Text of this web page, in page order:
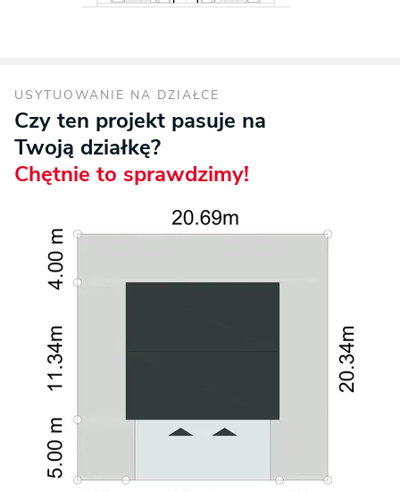
USYTUOWANIE NA DZIAŁCE
Czy ten projekt pasuje na
Twoją działkę?
Chętnie to sprawdzimy!